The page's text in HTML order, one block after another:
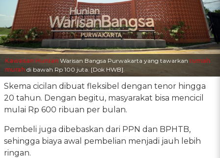
Kawasan Hunian Warisan Bangsa Purwakarta yang tawarkan rumah
murah di bawah Rp 100 juta. [Dok HWB].
Skema cicilan dibuat fleksibel dengan tenor hingga
20 tahun. Dengan begitu, masyarakat bisa mencicil
mulai Rp 600 ribuan per bulan.
Pembeli juga dibebaskan dari PPN dan BPHTB,
sehingga biaya awal pembelian menjadi jauh lebih
ringan.